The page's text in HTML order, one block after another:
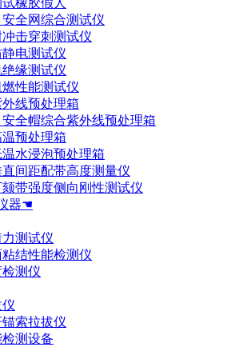
橡胶假人
全网综合测试仪
击穿刺测试仪
电测试仪
缘测试仪
性能测试仪
线预处理箱
全帽综合紫外线预处理箱
预处理箱
水浸泡预处理箱
间距配带高度测量仪
带强度侧向刚性测试仪
器☚
测试仪
结性能检测仪
测仪
索拉拔仪
测设备